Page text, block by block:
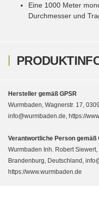
Eine 1000 Meter
Durchmesser und
Hersteller gemäß GPSR
Wurmbaden, Wagnerstr. 17,
info@wurmbaden.de, https://
Verantwortliche Person gemäß
Wurmbaden Inh. Robert
Brandenburg, Deutschland,
https://www.wurmbaden.de